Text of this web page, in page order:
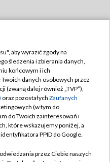
TVP
aby wyrazić zgody na
śledzenia i zbierania danych,
końcowym i ich
danych osobowych przez
(zwaną dalej również „TVP”),
oraz pozostałych Zaufanych
(w tym do
do Twoich zainteresowań i
które wskazujemy poniżej, a
PPID do Google.
przez Ciebie naszych